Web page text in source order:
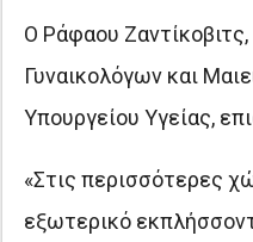
Ο Ράφαου
Γυναικολόγων και
Υπουργείου Υγείας,
«Στις περισσότερες
εξωτερικό